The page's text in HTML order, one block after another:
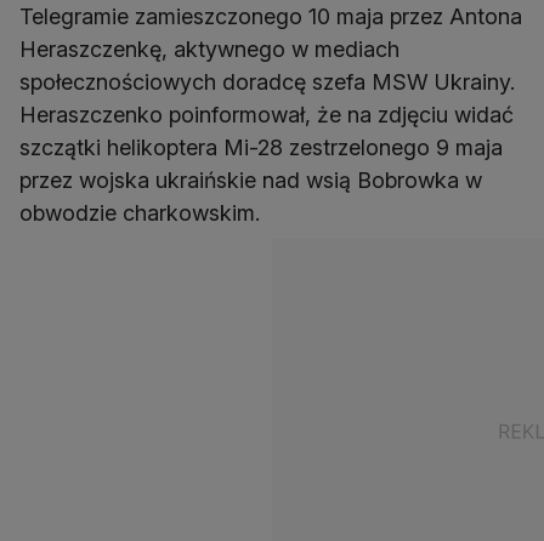
Telegramie zamieszczonego 10 maja przez Antona
Heraszczenkę, aktywnego w mediach
społecznościowych doradcę szefa MSW Ukrainy.
Heraszczenko poinformował, że na zdjęciu widać
szczątki helikoptera Mi-28 zestrzelonego 9 maja
przez wojska ukraińskie nad wsią Bobrowka w
obwodzie charkowskim.